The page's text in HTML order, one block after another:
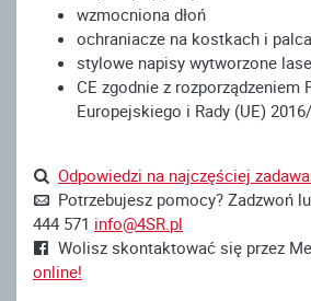
wzmocniona dłoń
ochraniacze na kostkach i
stylowe napisy wytworzone
CE zgodnie z rozporządzeniem
Europejskiego i Rady (UE)
Odpowiedzi na najczęściej
Potrzebujesz pomocy? Zadzwoń
444 571 info@4SR.pl
Wolisz skontaktować się przez
online!